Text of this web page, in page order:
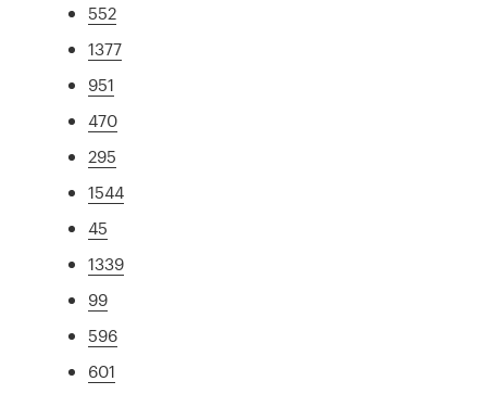
552
1377
951
470
295
1544
45
1339
99
596
601